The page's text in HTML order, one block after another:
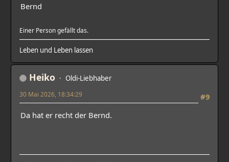
Bernd
Einer Person gefällt das.
Leben und Leben lassen
Heiko Oldi-Liebhaber
#9
30 Mai 2026, 18:34:29
Da hat er recht der Bernd.